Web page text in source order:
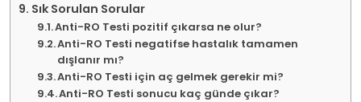
Sık Sorulan Sorular
Anti-RO Testi pozitif çıkarsa ne olur?
Anti-RO Testi negatifse hastalık tamamen
dışlanır mı?
Anti-RO Testi için aç gelmek gerekir mi?
Anti-RO Testi sonucu kaç günde çıkar?